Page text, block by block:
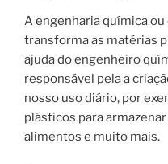
A engenharia química
transforma as matérias
ajuda do engenheiro
responsável pela a
nosso uso diário, por
plásticos para
alimentos e muito mais.